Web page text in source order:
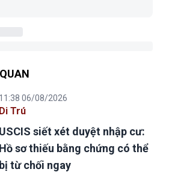
11:38 06/08/2026
Di Trú
USCIS siết xét duyệt nhập cư:
Hồ sơ thiếu bằng chứng có thể
bị từ chối ngay